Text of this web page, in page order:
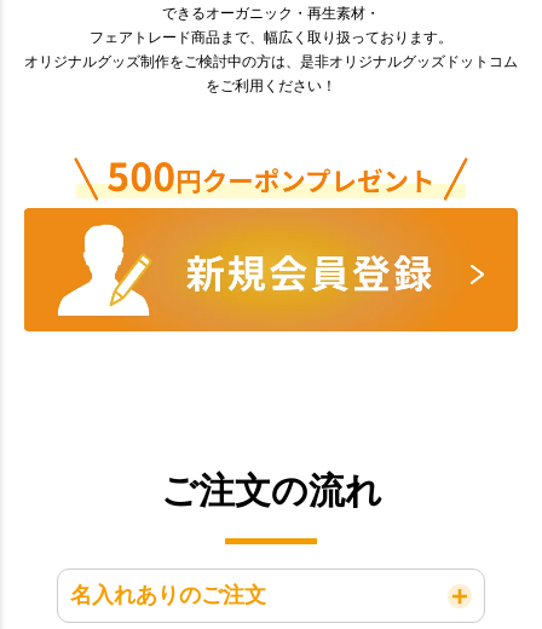
できるオーガニック・再生素材・
フェアトレード商品まで、幅広く取り扱っております。
オリジナルグッズ制作をご検討中の方は、是非オリジナルグッズドットコム
をご利用ください！
ご注文の流れ
名入れありのご注文